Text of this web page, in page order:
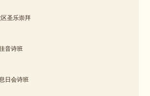
圣乐崇拜
音诗班
日会诗班